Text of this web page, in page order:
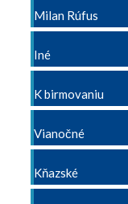
Milan Rúfus
Iné
K birmovaniu
Vianočné
Kňazské